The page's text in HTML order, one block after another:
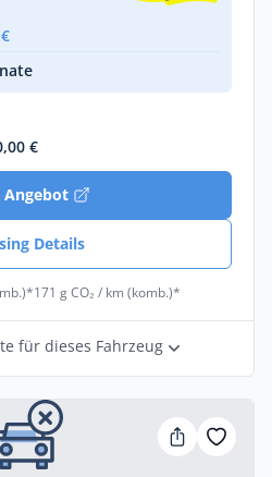
€
Angebot
Details
171 g CO₂ / km (komb.)*
für dieses Fahrzeug